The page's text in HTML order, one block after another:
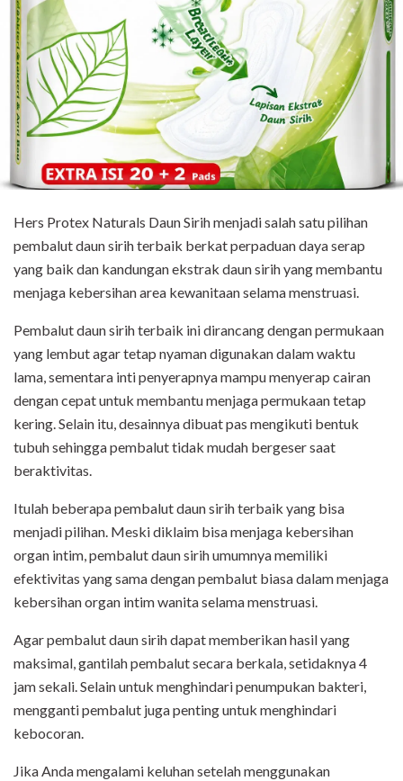
Hers Protex Naturals Daun Sirih menjadi salah satu pilihan
pembalut daun sirih terbaik berkat perpaduan daya serap
yang baik dan kandungan ekstrak daun sirih yang membantu
menjaga kebersihan area kewanitaan selama menstruasi.
Pembalut daun sirih terbaik ini dirancang dengan permukaan
yang lembut agar tetap nyaman digunakan dalam waktu
lama, sementara inti penyerapnya mampu menyerap cairan
dengan cepat untuk membantu menjaga permukaan tetap
kering. Selain itu, desainnya dibuat pas mengikuti bentuk
tubuh sehingga pembalut tidak mudah bergeser saat
beraktivitas.
Itulah beberapa pembalut daun sirih terbaik yang bisa
menjadi pilihan. Meski diklaim bisa menjaga kebersihan
organ intim, pembalut daun sirih umumnya memiliki
efektivitas yang sama dengan pembalut biasa dalam menjaga
kebersihan organ intim wanita selama menstruasi.
Agar pembalut daun sirih dapat memberikan hasil yang
maksimal, gantilah pembalut secara berkala, setidaknya 4
jam sekali. Selain untuk menghindari penumpukan bakteri,
mengganti pembalut juga penting untuk menghindari
kebocoran.
Jika Anda mengalami keluhan setelah menggunakan